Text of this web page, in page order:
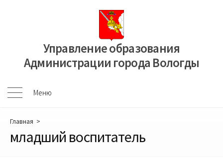
Управление образования
Администрации города Вологды
Меню
Меню
Главная >
младший воспитатель